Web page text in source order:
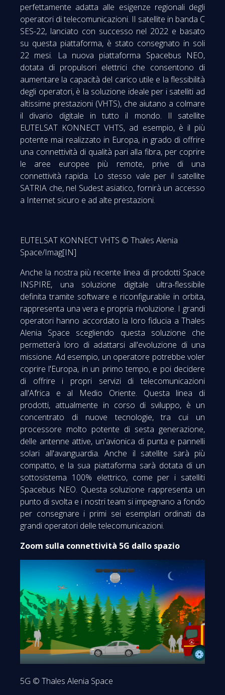
perfettamente adatta alle esigenze regionali degli
operatori di telecomunicazioni. Il satellite in banda C
SES-22, lanciato con successo nel 2022 e basato
su questa piattaforma, è stato consegnato in soli
22 mesi. La nuova piattaforma Spacebus NEO,
dotata di propulsori elettrici che consentono di
aumentare la capacità del carico utile e la flessibilità
degli operatori, è la soluzione ideale per i satelliti ad
altissime prestazioni (VHTS), che aiutano a colmare
il divario digitale in tutto il mondo. Il satellite
EUTELSAT KONNECT VHTS, ad esempio, è il più
potente mai realizzato in Europa, in grado di offrire
una connettività di qualità pari alla fibra, per coprire
le aree europee più remote, prive di una
connettività rapida. Lo stesso vale per il satellite
SATRIA che, nel Sudest asiatico, fornirà un accesso
a Internet sicuro e ad alte prestazioni.
EUTELSAT KONNECT VHTS © Thales Alenia
Space/Imag[IN]
Anche la nostra più recente linea di prodotti Space
INSPIRE, una soluzione digitale ultra-flessibile
definita tramite software e riconfigurabile in orbita,
rappresenta una vera e propria rivoluzione. I grandi
operatori hanno accordato la loro fiducia a Thales
Alenia Space scegliendo questa soluzione che
permetterà loro di adattarsi all'evoluzione di una
missione. Ad esempio, un operatore potrebbe voler
coprire l'Europa, in un primo tempo, e poi decidere
di offrire i propri servizi di telecomunicazioni
all'Africa e al Medio Oriente. Questa linea di
prodotti, attualmente in corso di sviluppo, è un
concentrato di nuove tecnologie, tra cui un
processore molto potente di sesta generazione,
delle antenne attive, un'avionica di punta e pannelli
solari all'avanguardia. Anche il satellite sarà più
compatto, e la sua piattaforma sarà dotata di un
sottosistema 100% elettrico, come per i satelliti
Spacebus NEO. Questa soluzione rappresenta un
punto di svolta e i nostri team si impegnano a fondo
per consegnare i primi sei esemplari ordinati da
grandi operatori delle telecomunicazioni.
Zoom sulla connettività 5G dallo spazio
5G © Thales Alenia Space